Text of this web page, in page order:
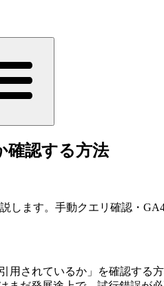
確認する方法
します。手動クエリ確認・
されているか」を確認する